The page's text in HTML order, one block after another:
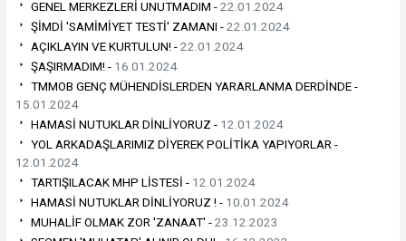
GENEL MERKEZLERİ UNUTMADIM -22.01.2024
ŞİMDİ 'SAMİMİYET TESTİ' ZAMANI -22.01.2024
AÇIKLAYIN VE KURTULUN! -22.01.2024
ŞAŞIRMADIM! - 16.01.2024
TMMOB GENÇ MÜHENDİSLERDEN YARARLANMA DERDİNDE -
15.01.2024
HAMASİ NUTUKLAR DİNLİYORUZ - 12.01.2024
YOL ARKADAŞLARIMIZ DİYEREK POLİTİKA YAPIYORLAR -
12.01.2024
TARTIŞILACAK MHP LİSTESİ - 12.01.2024
HAMASİ NUTUKLAR DİNLİYORUZ ! - 10.01.2024
MUHALİF OLMAK ZOR 'ZANAAT' -23.12.2023